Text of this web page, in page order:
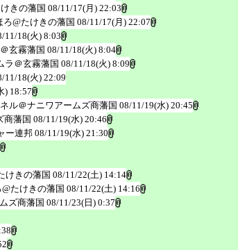
きの藩国 08/11/17(月) 22:03
ろ@たけきの藩国 08/11/17(月) 22:07
11/18(火) 8:03
玄霧藩国 08/11/18(火) 8:04
ラ＠玄霧藩国 08/11/18(火) 8:09
11/18(火) 22:09
) 18:57
ル＠ナニワアームズ商藩国 08/11/19(水) 20:45
商藩国 08/11/19(水) 20:46
ー連邦 08/11/19(水) 21:30
けきの藩国 08/11/22(土) 14:14
たけきの藩国 08/11/22(土) 14:16
ズ商藩国 08/11/23(日) 0:37